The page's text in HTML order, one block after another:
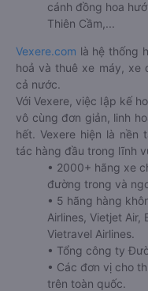
cánh đồng hoa
Thiên Cầm,...
Vexere.com là hệ thống
hoả và thuê xe máy, xe
cả nước.
Với Vexere, việc lập kế
vô cùng đơn giản, linh
hết. Vexere hiện là nền
tác hàng đầu trong lĩnh
• 2000+ hãng xe
đường trong và
• 5 hãng hàng
Airlines, Vietjet Air,
Vietravel Airlines.
• Tổng công ty
• Các đơn vị cho
trên toàn quốc.